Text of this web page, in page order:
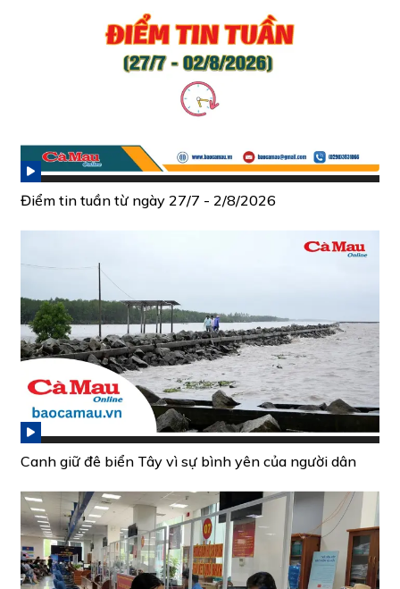
Điểm tin tuần từ ngày 27/7 - 2/8/2026
Canh giữ đê biển Tây vì sự bình yên của người dân